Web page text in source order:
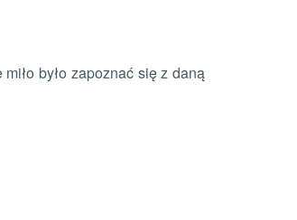
było zapoznać się z daną